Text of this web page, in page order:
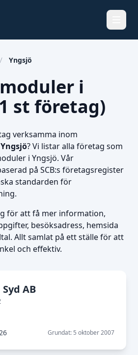
Yngsjö
i
st företag)
verksamma inom
Yngsjö? Vi listar alla företag som
i Yngsjö. Vår
på SCB:s företagsregister
standarden för
för att få mer information,
besöksadress, hemsida
Allt samlat på ett ställe för att
och effektiv.
AB
Grundat: 5 oktober 2007